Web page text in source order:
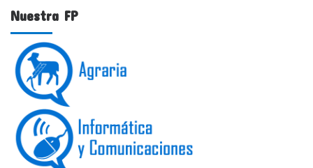
Nuestra FP